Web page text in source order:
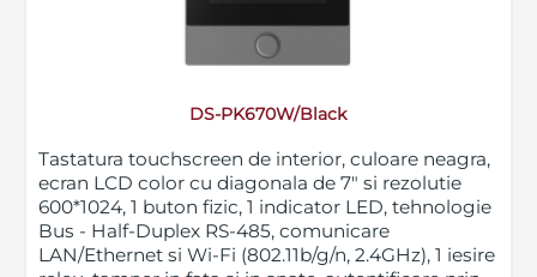
DS-PK670W/Black
Tastatura touchscreen de interior, culoare neagra,
ecran LCD color cu diagonala de 7" si rezolutie
600*1024, 1 buton fizic, 1 indicator LED, tehnologie
Bus - Half-Duplex RS-485, comunicare
LAN/Ethernet si Wi-Fi (802.11b/g/n, 2.4GHz), 1 iesire